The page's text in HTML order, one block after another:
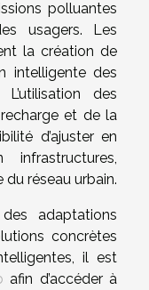
polluantes
usagers. Les
la création de
intelligente des
des
et de la
d’ajuster en
du réseau urbain.
adaptations
concrètes
il est
afin d’accéder à